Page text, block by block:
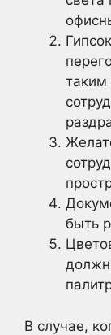
таким
быть
В случае,